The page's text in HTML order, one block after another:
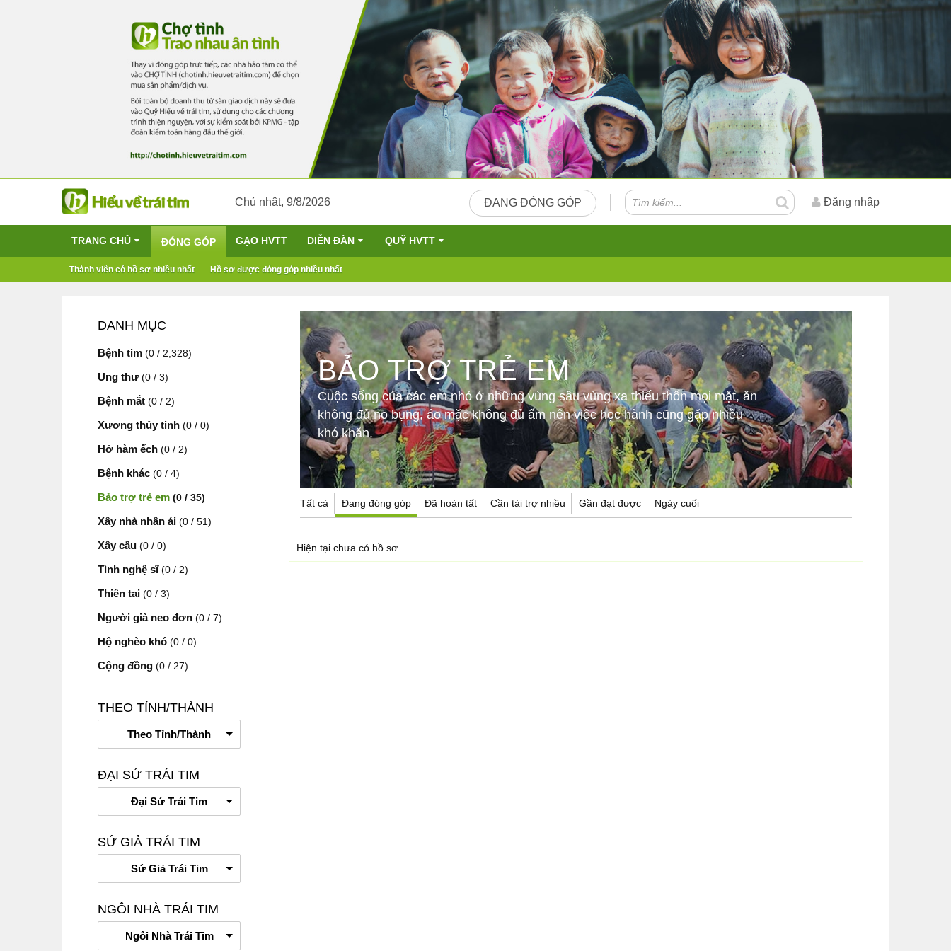
Chủ nhật, 9/8/2026 ĐANG ĐÓNG GÓP Đăng nhập
TRANG CHỦ ĐÓNG GÓP
Thành viên có hồ sơ nhiều nhất Hồ sơ được đóng góp nhiều nhất
GẠO HVTT DIỄN ĐÀN QUỸ HVTT
DANH MỤC
Bệnh tim (0 / 2,328)
Ung thư (0 / 3)
Bệnh mắt (0 / 2)
Xương thủy tinh (0 / 0)
Hở hàm ếch (0 / 2)
Bệnh khác (0 / 4)
Bảo trợ trẻ em (0 / 35)
Xây nhà nhân ái (0 / 51)
Xây cầu (0 / 0)
Tình nghệ sĩ (0 / 2)
Thiên tai (0 / 3)
Người già neo đơn (0 / 7)
Hộ nghèo khó (0 / 0)
Cộng đồng (0 / 27)
THEO TỈNH/THÀNH
Theo Tỉnh/Thành
ĐẠI SỨ TRÁI TIM
Đại Sứ Trái Tim
SỨ GIẢ TRÁI TIM
Sứ Giả Trái Tim
NGÔI NHÀ TRÁI TIM
Ngôi Nhà Trái Tim
BẢO TRỢ TRẺ EM
Cuộc sống của các em nhỏ ở những vùng sâu vùng xa thiếu thốn mọi mặt, ăn
không đủ no bụng, áo mặc không đủ ấm nên việc học hành cũng gặp nhiều
khó khăn.
Tất cả Đang đóng góp Đã hoàn tất Cần tài trợ nhiều Gần đạt được Ngày cuối
Hiện tại chưa có hồ sơ.